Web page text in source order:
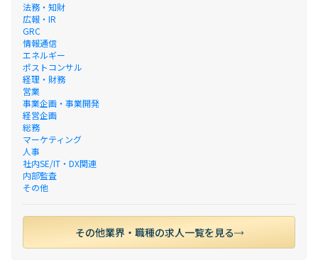
法務・知財
広報・IR
GRC
情報通信
エネルギー
ポストコンサル
経理・財務
営業
事業企画・事業開発
経営企画
総務
マーケティング
人事
社内SE/IT・DX関連
内部監査
その他
その他業界・職種の求人一覧を見る